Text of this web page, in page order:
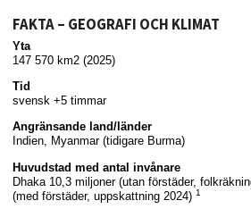
FAKTA – GEOGRAFI OCH KLIMAT
Yta
147 570 km2 (2025)
Tid
svensk +5 timmar
Angränsande land/länder
Indien, Myanmar (tidigare Burma)
Huvudstad med antal invånare
Dhaka 10,3 miljoner (utan förstäder,
(med förstäder, uppskattning 2024) 1